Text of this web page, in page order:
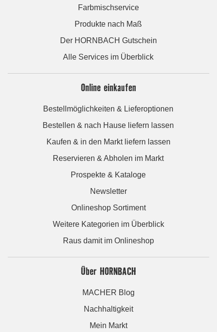
Farbmischservice
Produkte nach Maß
Der HORNBACH Gutschein
Alle Services im Überblick
Online einkaufen
Bestellmöglichkeiten & Lieferoptionen
Bestellen & nach Hause liefern lassen
Kaufen & in den Markt liefern lassen
Reservieren & Abholen im Markt
Prospekte & Kataloge
Newsletter
Onlineshop Sortiment
Weitere Kategorien im Überblick
Raus damit im Onlineshop
Über HORNBACH
MACHER Blog
Nachhaltigkeit
Mein Markt